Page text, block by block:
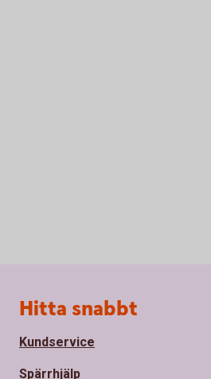
Sidfot
Hitta snabbt
Kundservice
Spärrhjälp